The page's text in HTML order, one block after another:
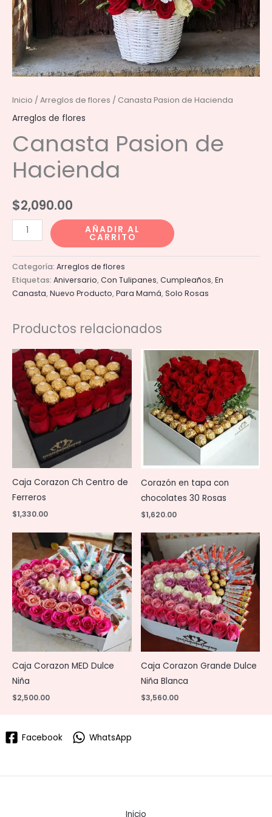
Inicio / Arreglos de flores / Canasta Pasion de Hacienda
Arreglos de flores
Canasta Pasion de
Hacienda
$2,090.00
Canasta
Pasion
de
Hacienda
cantidad
AÑADIR AL
CARRITO
Categoría: Arreglos de flores
Etiquetas: Aniversario,Con Tulipanes,Cumpleaños,En
Canasta,Nuevo Producto,Para Mamá,Solo Rosas
Productos relacionados
Caja Corazon Ch Centro de
Ferreros
$1,330.00
Corazón en tapa con
chocolates 30 Rosas
$1,620.00
Caja Corazon MED Dulce
Niña
$2,500.00
Caja Corazon Grande Dulce
Niña Blanca
$3,560.00
Facebook WhatsApp
Inicio